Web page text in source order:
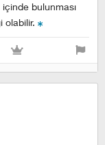
bulunması
olabilir.